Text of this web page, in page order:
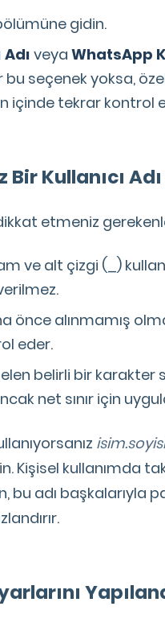
gidin.
veya WhatsApp
seçenek yoksa,
içinde tekrar kontrol
Bir Kullanıcı
etmeniz
ve alt çizgi (_)
önce alınmamış
eder.
belirli bir karakter
net sınır için
Kişisel kullanımda
bu adı başkalarıyla